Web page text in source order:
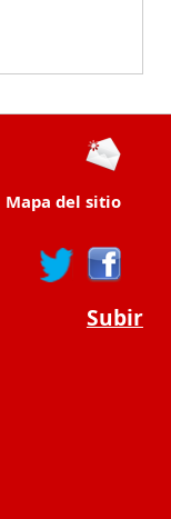
Mapa del sitio
Subir